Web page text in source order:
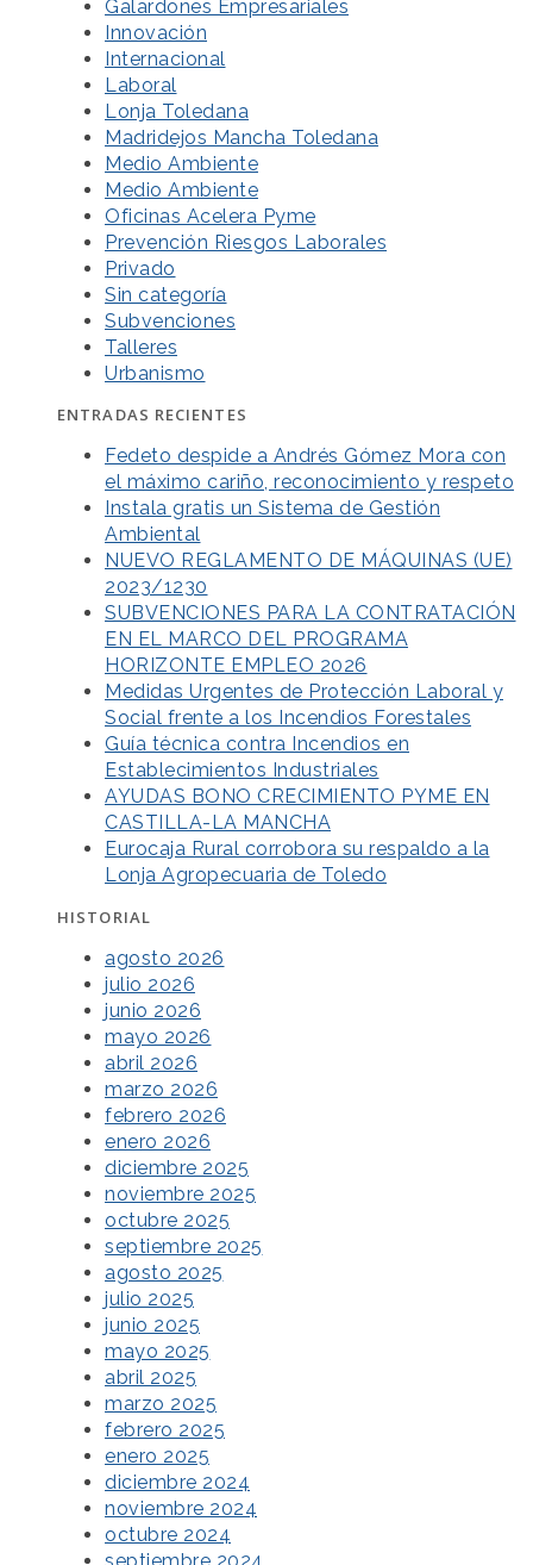
Galardones Empresariales
Innovación
Internacional
Laboral
Lonja Toledana
Madridejos Mancha Toledana
Medio Ambiente
Medio Ambiente
Oficinas Acelera Pyme
Prevención Riesgos Laborales
Privado
Sin categoría
Subvenciones
Talleres
Urbanismo
ENTRADAS RECIENTES
Fedeto despide a Andrés Gómez Mora con
el máximo cariño, reconocimiento y respeto
Instala gratis un Sistema de Gestión
Ambiental
NUEVO REGLAMENTO DE MÁQUINAS (UE)
2023/1230
SUBVENCIONES PARA LA CONTRATACIÓN
EN EL MARCO DEL PROGRAMA
HORIZONTE EMPLEO 2026
Medidas Urgentes de Protección Laboral y
Social frente a los Incendios Forestales
Guía técnica contra Incendios en
Establecimientos Industriales
AYUDAS BONO CRECIMIENTO PYME EN
CASTILLA-LA MANCHA
Eurocaja Rural corrobora su respaldo a la
Lonja Agropecuaria de Toledo
HISTORIAL
agosto 2026
julio 2026
junio 2026
mayo 2026
abril 2026
marzo 2026
febrero 2026
enero 2026
diciembre 2025
noviembre 2025
octubre 2025
septiembre 2025
agosto 2025
julio 2025
junio 2025
mayo 2025
abril 2025
marzo 2025
febrero 2025
enero 2025
diciembre 2024
noviembre 2024
octubre 2024